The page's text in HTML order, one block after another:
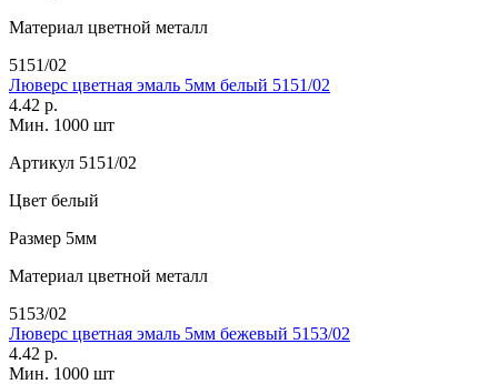
Материал цветной металл
5151/02
Люверс цветная эмаль 5мм белый 5151/02
4.42 р.
Мин. 1000 шт
Артикул 5151/02
Цвет белый
Размер 5мм
Материал цветной металл
5153/02
Люверс цветная эмаль 5мм бежевый 5153/02
4.42 р.
Мин. 1000 шт